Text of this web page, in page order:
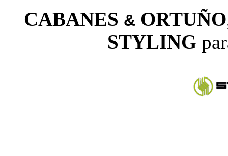
CABANES &ORTUÑO
STYLING